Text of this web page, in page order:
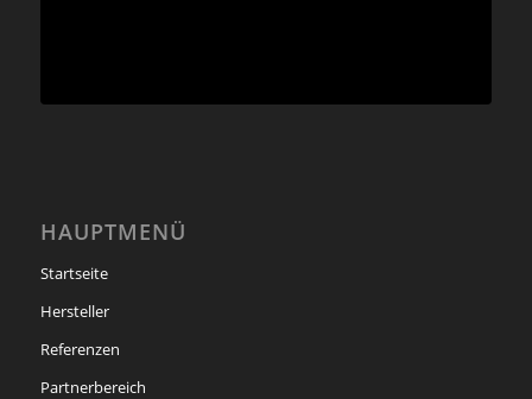
HAUPTMENÜ
Startseite
Hersteller
Referenzen
Partnerbereich